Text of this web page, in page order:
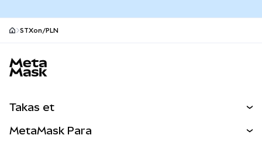
STXon/PLN
Takas et
MetaMask Para